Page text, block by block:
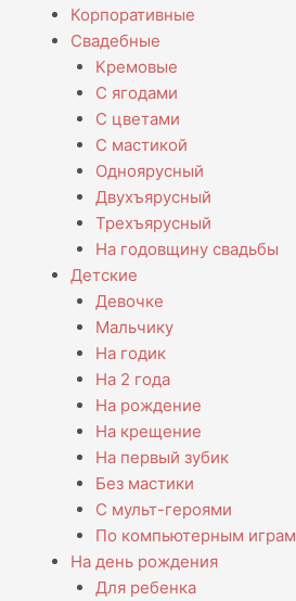
Корпоративные
Свадебные
Кремовые
С ягодами
С цветами
С мастикой
Одноярусный
Двухъярусный
Трехъярусный
На годовщину свадьбы
Детские
Девочке
Мальчику
На годик
На 2 года
На рождение
На крещение
На первый зубик
Без мастики
С мульт-героями
По компьютерным играм
На день рождения
Для ребенка